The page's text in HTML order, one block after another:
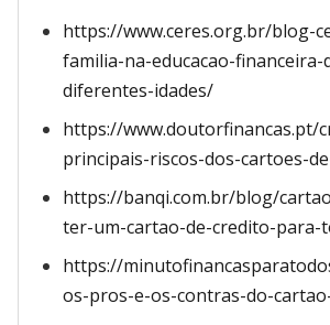
https://www.ceres.org.br/blog-
familia-na-educacao-financeira-
diferentes-idades/
https://www.doutorfinancas.pt/
principais-riscos-dos-cartoes-
https://banqi.com.br/blog/
ter-um-cartao-de-credito-para-
https://
os-pros-e-os-contras-do-